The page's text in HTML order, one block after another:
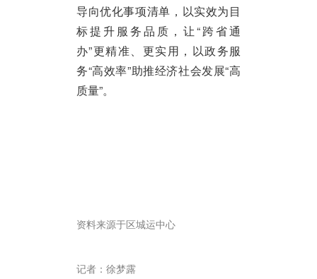
导向优化事项清单，以实效为目
标提升服务品质，让“跨省通
办”更精准、更实用，以政务服
务“高效率”助推经济社会发展“高
质量”。
资料来源于区城运中心
记者：徐梦露